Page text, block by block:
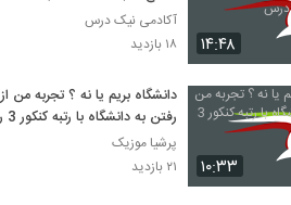
۱۴:۴۸
نیک درس
آکادمی نیک درس
۱۸ بازدید
۱۰:۳۳
دانشگاه بریم یا نه ؟ تجربه من از
رفتن به دانشگاه با رتبه کنکور 3 رقمی
پرشیا موزیک
۲۱ بازدید